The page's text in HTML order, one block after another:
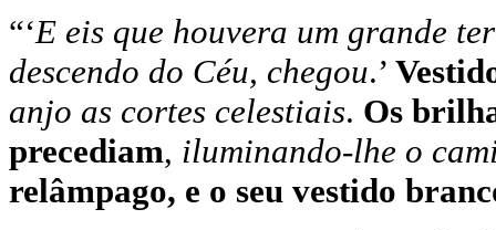
“‘E eis que houvera um grande
descendo do Céu, chegou.’
anjo as cortes celestiais. Os
precediam, iluminando-lhe o
relâmpago, e o seu vestido